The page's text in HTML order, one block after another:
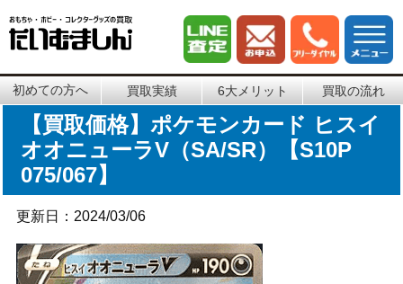
初めての方へ 買取実績 6大メリット 買取の流れ
【買取価格】ポケモンカード ヒスイ
オオニューラV（SA/SR）【S10P
075/067】
更新日：2024/03/06